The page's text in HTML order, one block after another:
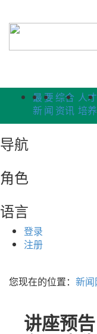
最
新
要
闻
综合
资讯
人才
培养
导航
角色
语言
登录
注册
您现在的位置： 新闻
讲座预